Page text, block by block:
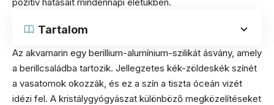
Tartalom
Az akvamarin egy berillium-alumínium-szilikát ásvány, amely
a berillcsaládba tartozik. Jellegzetes kék-zöldeskék színét
a vasatomok okozzák, és ez a szín a tiszta óceán vizét
idézi fel. A kristálygyógyászat különböző megközelítéseket